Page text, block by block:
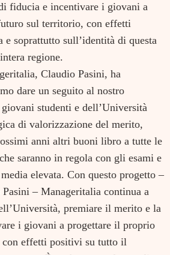
fiducia e incentivare i giovani a
sul territorio, con effetti
e soprattutto sull’identità di questa
regione.
Claudio Pasini, ha
dare un seguito al nostro
studenti e dell’Università
di valorizzazione del merito,
anni altri buoni libro a tutte le
saranno in regola con gli esami e
elevata. Con questo progetto –
– Manageritalia continua a
premiare il merito e la
i giovani a progettare il proprio
con effetti positivi su tutto il